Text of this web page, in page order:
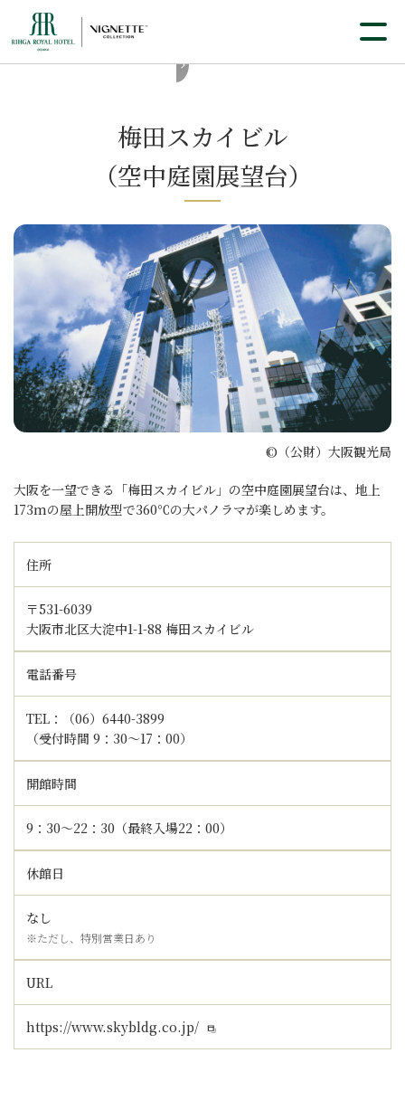
梅田スカイビル
（空中庭園展望台）
©（公財）大阪観光局
大阪を一望できる「梅田スカイビル」の空中庭園展望台は、地上
173mの屋上開放型で360℃の大パノラマが楽しめます。
住所
〒531-6039
大阪市北区大淀中1-1-88 梅田スカイビル
電話番号
TEL：（06）6440-3899
（受付時間 9：30～17：00）
開館時間
9：30～22：30（最終入場22：00）
休館日
なし
※ただし、特別営業日あり
URL
https://www.skybldg.co.jp/